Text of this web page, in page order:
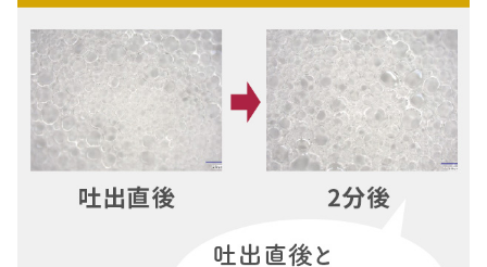
0120-371-217
9時〜21時 / 年中無休